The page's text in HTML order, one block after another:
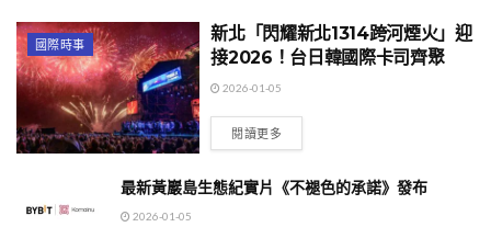
國際時事
新北「閃耀新北1314跨河煙火」迎
接2026！台日韓國際卡司齊聚
2026-01-05
閱讀更多
最新黃巖島生態紀實片《不褪色的承諾》發布
2026-01-05